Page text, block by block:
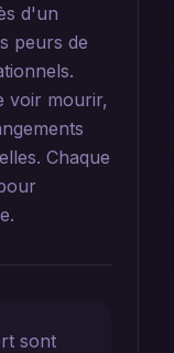
d'un
peurs de
voir mourir,
Chaque
sont